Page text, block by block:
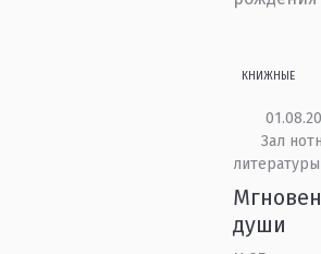
КНИЖНЫЕ
Зал
литературы
души